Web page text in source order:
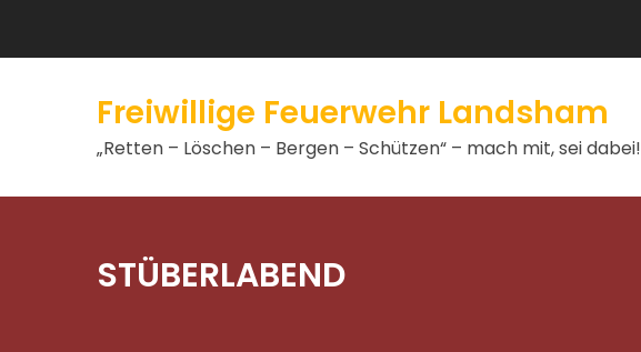
Freiwillige Feuerwehr Landsham
„Retten – Löschen – Bergen – Schützen“ – mach mit, sei dabei!
STÜBERLABEND